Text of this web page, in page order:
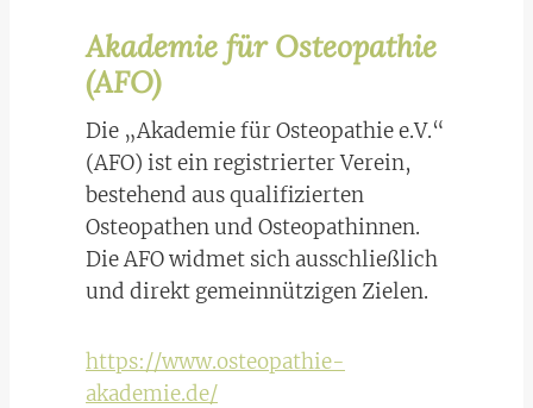
Akademie für Osteopathie
(AFO)
Die „Akademie für Osteopathie e.V.“
(AFO) ist ein registrierter Verein,
bestehend aus qualifizierten
Osteopathen und Osteopathinnen.
Die AFO widmet sich ausschließlich
und direkt gemeinnützigen Zielen.
https://www.osteopathie-
akademie.de/